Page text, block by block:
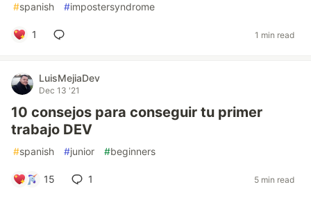
#spanish #impostersyndrome
1 1 min read
LuisMejiaDev
Dec 13 '21
10 consejos para conseguir tu primer
trabajo DEV
#spanish #junior #beginners
15 1 5 min read